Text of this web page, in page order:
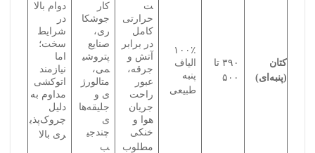
کتان
(پنبه‌ای)
۳۹۰ تا
۵۰۰
۱۰۰٪
الیاف
پنبه
طبیعی
ت
حرارتی
کامل
در برابر
آتش و
جرقه،
عبور
راحت
جریان
هوا و
خنکی
مطلوب
کار
جوشکا
ری،
صنایع
پتروشی
می،
متالورژ
ی و
جلیقه‌ها
ی
چندجی
ب
دوام بالا
در
شرایط
سخت؛
اما
نیازمند
اتوکشی
مداوم به
دلیل
چروک‌پذی
ری بالا